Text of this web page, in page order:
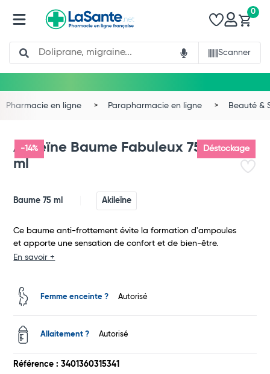
Search
Scanner
0
Pharmacie en ligne Parapharmacie en ligne Beauté &
-14% Déstockage
Akileïne Baume Fabuleux 75
ml
Baume 75 ml Akileïne
Ce baume anti-frottement évite la formation d'ampoules
et apporte une sensation de confort et de bien-être.
En savoir +
Femme enceinte ? Autorisé
Allaitement ? Autorisé
Référence : 3401360315341